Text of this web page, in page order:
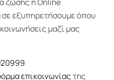
σε εξυπηρετήσουμε όπου
μαζί μας
επικοινωνίαςτης